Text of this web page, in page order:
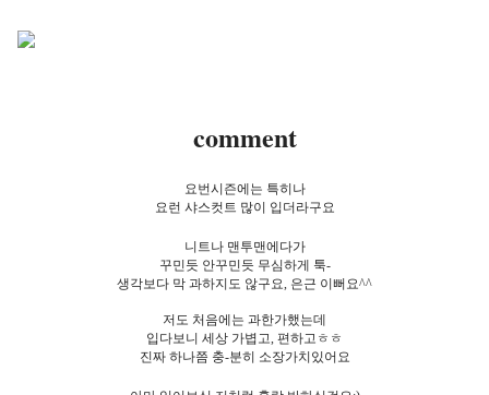
comment
요번시즌에는 특히나
요런 샤스컷트 많이 입더라구요
니트나 맨투맨에다가
꾸민듯 안꾸민듯 무심하게 툭-
생각보다 막 과하지도 않구요, 은근 이뻐요^^
저도 처음에는 과한가했는데
입다보니 세상 가볍고, 편하고ㅎㅎ
진짜 하나쯤 충-분히 소장가치있어요